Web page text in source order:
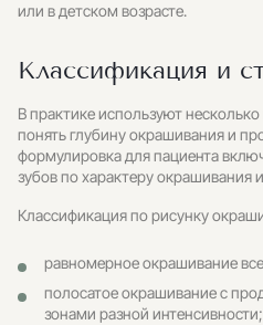
или в детском возрасте.
Классификация и
В практике используют
понять глубину окрашивания и
формулировка для пациента
зубов по характеру окрашивания
Классификация по рисунку
равномерное окрашивание
полосатое окрашивание с
зонами разной интенсивности;